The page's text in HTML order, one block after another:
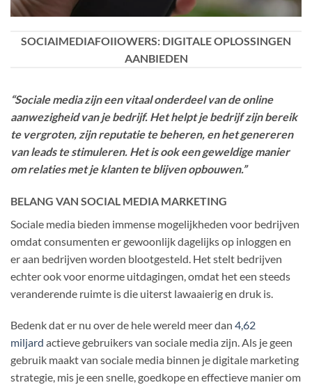
SOCIAIMEDIAFOIIOWERS: DIGITALE OPLOSSINGEN
AANBIEDEN
“Sociale media zijn een vitaal onderdeel van de online
aanwezigheid van je bedrijf. Het helpt je bedrijf zijn bereik
te vergroten, zijn reputatie te beheren, en het genereren
van leads te stimuleren. Het is ook een geweldige manier
om relaties met je klanten te blijven opbouwen.”
BELANG VAN SOCIAL MEDIA MARKETING
Sociale media bieden immense mogelijkheden voor bedrijven
omdat consumenten er gewoonlijk dagelijks op inloggen en
er aan bedrijven worden blootgesteld. Het stelt bedrijven
echter ook voor enorme uitdagingen, omdat het een steeds
veranderende ruimte is die uiterst lawaaierig en druk is.
Bedenk dat er nu over de hele wereld meer dan 4,62
miljard actieve gebruikers van sociale media zijn. Als je geen
gebruik maakt van sociale media binnen je digitale marketing
strategie, mis je een snelle, goedkope en effectieve manier om